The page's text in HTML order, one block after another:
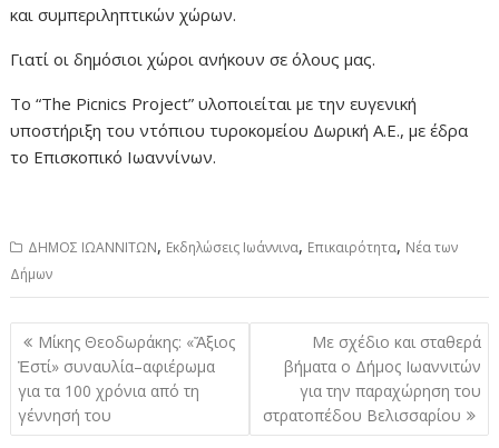
και συμπεριληπτικών χώρων.
Γιατί οι δημόσιοι χώροι ανήκουν σε όλους μας.
Το “The Picnics Project” υλοποιείται με την ευγενική
υποστήριξη του ντόπιου τυροκομείου Δωρική Α.Ε., με έδρα
το Επισκοπικό Ιωαννίνων.
ΔΗΜΟΣ ΙΩΑΝΝΙΤΩΝ, Εκδηλώσεις Ιωάννινα, Επικαιρότητα, Νέα των
Δήμων
Πλοήγηση
άρθρων
Μίκης Θεοδωράκης: «Ἄξιος
Ἐστί» συναυλία–αφιέρωμα
για τα 100 χρόνια από τη
γέννησή του
Με σχέδιο και σταθερά
βήματα ο Δήμος Ιωαννιτών
για την παραχώρηση του
στρατοπέδου Βελισσαρίου